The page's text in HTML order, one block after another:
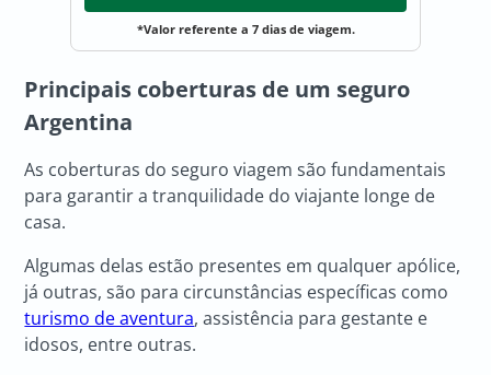
*Valor referente a 7 dias de viagem.
Principais coberturas de um seguro
Argentina
As coberturas do seguro viagem são fundamentais
para garantir a tranquilidade do viajante longe de
casa.
Algumas delas estão presentes em qualquer apólice,
já outras, são para circunstâncias específicas como
turismo de aventura, assistência para gestante e
idosos, entre outras.